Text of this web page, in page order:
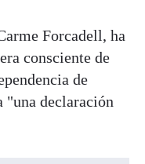
Forcadell, ha
consciente de
de
"una declaración